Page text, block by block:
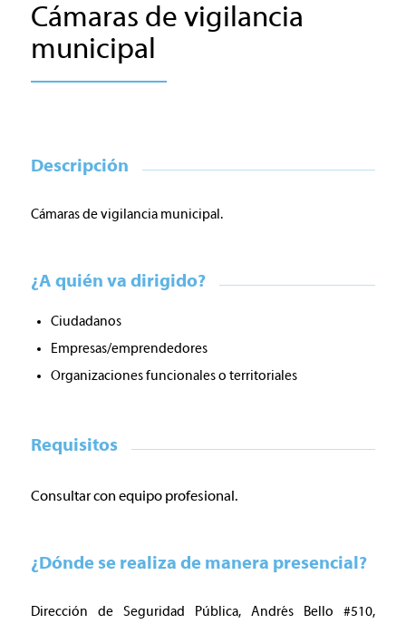
Cámaras de vigilancia
municipal
Descripción
Cámaras de vigilancia municipal.
¿A quién va dirigido?
Ciudadanos
Empresas/emprendedores
Organizaciones funcionales o territoriales
Requisitos
Consultar con equipo profesional.
¿Dónde se realiza de manera presencial?
Dirección de Seguridad Pública, Andrés Bello #510,